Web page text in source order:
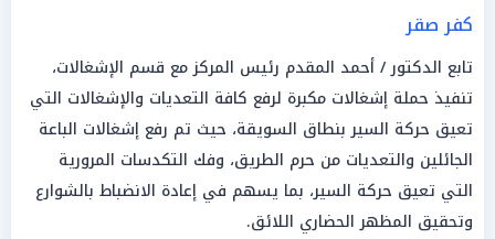
كفر صقر
تابع الدكتور / أحمد المقدم رئيس المركز مع قسم الإشغالات،
تنفيذ حملة إشغالات مكبرة لرفع كافة التعديات والإشغالات التي
تعيق حركة السير بنطاق السويقة، حيث تم رفع إشغالات الباعة
الجائلين والتعديات من حرم الطريق، وفك التكدسات المرورية
التي تعيق حركة السير، بما يسهم في إعادة الانضباط بالشوارع
وتحقيق المظهر الحضاري اللائق.